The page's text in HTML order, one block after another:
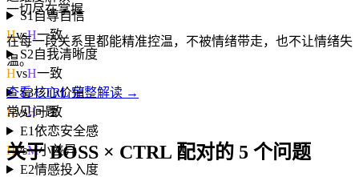
S1自尊自信
HvsH一致
S2自我清晰度
HvsH一致
S3核心价值
HvsH一致
E1依恋安全感
HvsM小差异
E2情感投入度
一切尽在掌握
在每一段关系里都能精准控温，不被情绪带走，也不让情绪失
温。
查看 CTRL 完整解读 →
常见问题
关于 BOSS × CTRL 配对的 5 个问题